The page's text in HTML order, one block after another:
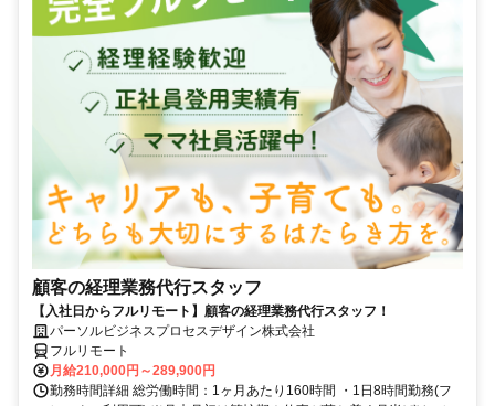
顧客の経理業務代行スタッフ
【入社日からフルリモート】顧客の経理業務代行スタッフ！
パーソルビジネスプロセスデザイン株式会社
フルリモート
月給210,000円～289,900円
勤務時間詳細 総労働時間：1ヶ月あたり160時間 ・1日8時間勤務(フ